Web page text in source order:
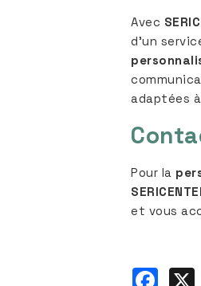
Avec
d’un
adaptées
Pour la
et vous